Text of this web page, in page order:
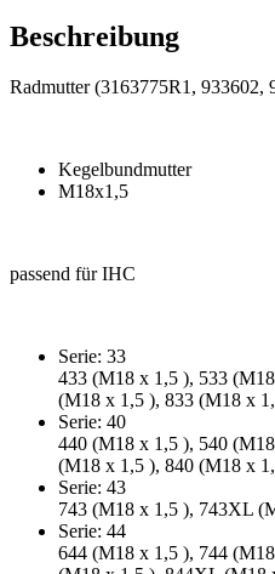
Beschreibung
Radmutter (3163775R1, 933602,
Kegelbundmutter
M18x1,5
passend für IHC
Serie: 33
433 (M18 x 1,5 ), 533
(M18 x 1,5 ), 833 (M18 x
Serie: 40
440 (M18 x 1,5 ), 540
(M18 x 1,5 ), 840 (M18 x
Serie: 43
743 (M18 x 1,5 ), 743XL
Serie: 44
644 (M18 x 1,5 ), 744